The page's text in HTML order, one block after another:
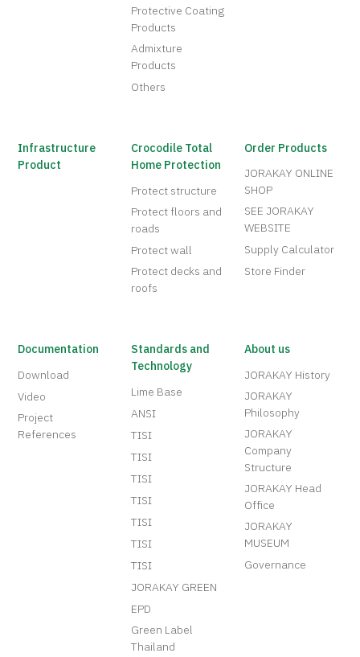
Protective Coating
Products
Admixture
Products
Others
Infrastructure
Product
Crocodile Total
Home Protection
Protect structure
Protect floors and
roads
Protect wall
Protect decks and
roofs
Order Products
JORAKAY ONLINE
SHOP
SEE JORAKAY
WEBSITE
Supply Calculator
Store Finder
Documentation
Download
Video
Project
References
Standards and
Technology
Lime Base
ANSI
TISI
TISI
TISI
TISI
TISI
TISI
TISI
JORAKAY GREEN
EPD
Green Label
Thailand
About us
JORAKAY History
JORAKAY
Philosophy
JORAKAY
Company
Structure
JORAKAY Head
Office
JORAKAY
MUSEUM
Governance